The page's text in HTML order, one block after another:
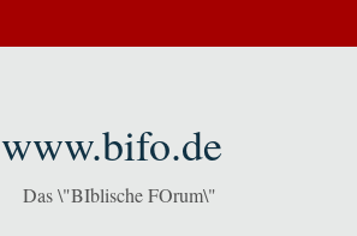
www.bifo.de
Das \"BIblische FOrum\"